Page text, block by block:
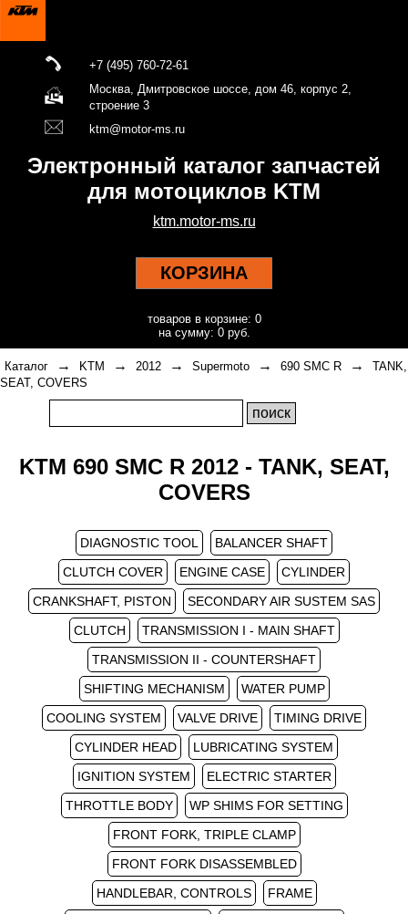
+7 (495) 760-72-61
Москва, Дмитровское шоссе, дом 46, корпус 2,
строение 3
ktm@motor-ms.ru
Электронный каталог запчастей
для мотоциклов KTM
ktm.motor-ms.ru
КОРЗИНА
товаров в корзине: 0
на сумму: 0 руб.
Каталог → KTM → 2012 → Supermoto → 690 SMC R →
TANK,
SEAT, COVERS
KTM 690 SMC R 2012 - TANK, SEAT,
COVERS
DIAGNOSTIC TOOL
BALANCER SHAFT
CLUTCH COVER
ENGINE CASE
CYLINDER
CRANKSHAFT, PISTON
SECONDARY AIR SUSTEM SAS
CLUTCH
TRANSMISSION I - MAIN SHAFT
TRANSMISSION II - COUNTERSHAFT
SHIFTING MECHANISM
WATER PUMP
COOLING SYSTEM
VALVE DRIVE
TIMING DRIVE
CYLINDER HEAD
LUBRICATING SYSTEM
IGNITION SYSTEM
ELECTRIC STARTER
THROTTLE BODY
WP SHIMS FOR SETTING
FRONT FORK, TRIPLE CLAMP
FRONT FORK DISASSEMBLED
HANDLEBAR, CONTROLS
FRAME